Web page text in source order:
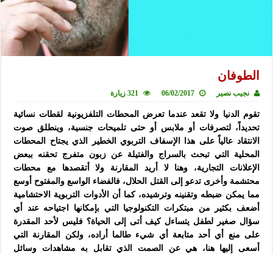
الطوفان
نجيب نصير 06/02/2017 321 زيارة
تقوم الدنيا ولا تقعد عندما تعرض المحطات التلفزيونية لقطات نسائية
تحديداً، لتصرفات أو ملابس أو حتى تلميحات جنسية، وينطلق صوت
الانتقاد عالياً على هذا الإسفاف التربوي الخطير الذي يجتاح المحطات
المحلية التي تبحث بالسراج والفتيلة عن زبون متفرج تحقنه ببعض
الإعلانات التجارية، وهنا لا أريد المقارنة ولا أتقصدها مع محطات
محتشمة وأخرى تدعو إلى القتل الحلال، فالفضاء الواسع والمفتوح أوسع
مما يمكن ضبطه وتقنينه وترشيده، كما أن الأدوات التربوية الاحتشامية
أضعف بكثير من مبتكرات التكنولوجيا التي بإمكانها اجتياحه عند أي
سؤال صغير لطفل يتساءل كيف أتى إلى الحياة؟ فليس لأحد المقدرة
على منع أي أحد متابعة أي شيء طالما أراده، ولكن المقارنة التي
أسعى إليها هنا، هي عن الصمت الذي تقابل به مشاهدات وسائل